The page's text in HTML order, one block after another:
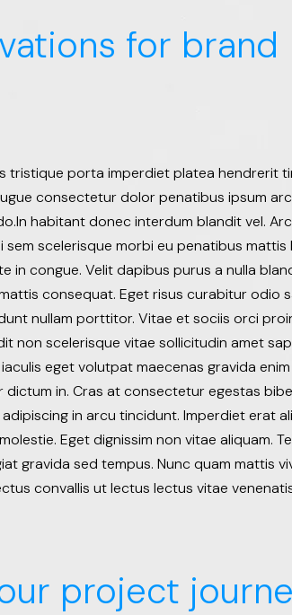
for brand
tristique porta imperdiet platea hendrerit
consectetur dolor penatibus ipsum
habitant donec interdum blandit vel.
scelerisque morbi eu penatibus
in congue. Velit dapibus purus a nulla
consequat. Eget risus curabitur odio
nullam porttitor. Vitae et sociis orci
non scelerisque vitae sollicitudin amet
eget volutpat maecenas gravida
in. Cras at consectetur egestas
in arcu tincidunt. Imperdiet erat
Eget dignissim non vitae aliquam.
gravida sed tempus. Nunc quam mattis
convallis ut lectus lectus vitae
project